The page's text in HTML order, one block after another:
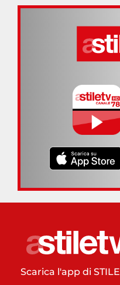
Scarica l'app di